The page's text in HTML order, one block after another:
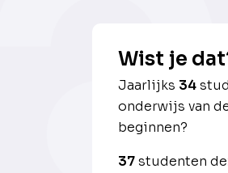
Wist je
Jaarlijks 34
onderwijs van
beginnen?
37studenten